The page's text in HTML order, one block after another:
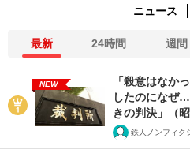
ニュース
最新 24時間 週間
NEW
「殺意はなか
したのになぜ
きの判決」（
鉄人ノンフィク